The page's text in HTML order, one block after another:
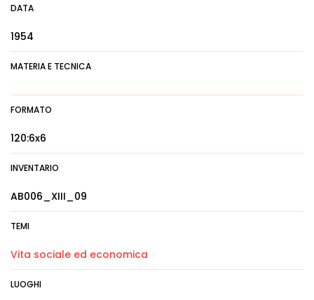
DATA
1954
MATERIA E TECNICA
FORMATO
120:6x6
INVENTARIO
AB006_XIII_09
TEMI
Vita sociale ed economica
LUOGHI